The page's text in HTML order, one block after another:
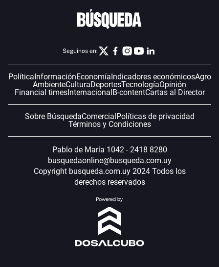
Seguinos en:
Política InformaciónEconomía Indicadores económicosAgro
AmbienteCulturaDeportesTecnologíaOpinión
Financial timesInternacional B-contentCartas al Director
Sobre BúsquedaComercial Políticas de privacidad
Términos y Condiciones
Pablo de María 1042 - 2418 8280
busquedaonline@busqueda.com.uy
Copyright busqueda.com.uy 2024 Todos los
derechos reservados